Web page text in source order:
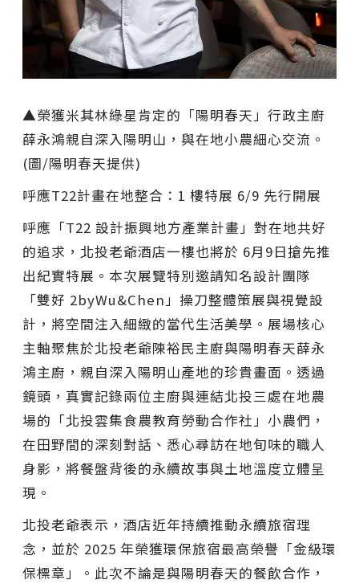
▲榮獲米其林綠星肯定的「陽明春天」行政主廚
薛永鴻親自深入陽明山，與在地小農細心交流。
(圖/陽明春天提供)
呼應T22計畫在地整合：1 樓特展 6/9 先行開展
呼應「T22 設計振興地方產業計畫」對在地共好
的追求，北投老爺酒店一樓也將於 6月9日搶先推
出紀實特展。本次展覽特別邀請知名設計團隊
「雙好 2byWu&Chen」操刀整體策展與視覺設
計，將空間注入細緻的當代生活美學。展場核心
主軸聚焦於北投老爺陳裕民主廚與陽明春天薛永
鴻主廚，親自深入陽明山產地的珍貴畫面。透過
鏡頭，真實記錄兩位主廚與連結北投三處在地農
場的「北投雲集食農教育勞動合作社」小農們，
在田野間的深刻對話、悉心尋訪在地旬味的職人
身影，將餐盤背後的永續故事與土地溫度立體呈
現。
北投老爺表示，酒店近年持續推動永續旅宿理
念，並於 2025 年榮獲環保旅宿最高榮譽「金級環
保標章」。此次不論是與陽明春天的餐飲合作，